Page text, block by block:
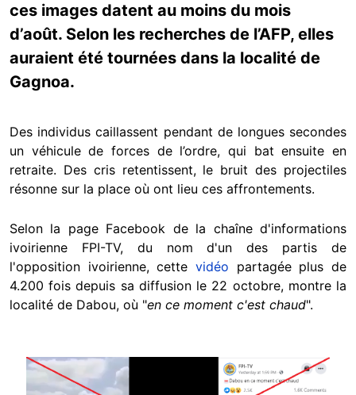
ces images datent au moins du mois
d’août. Selon les recherches de l’AFP, elles
auraient été tournées dans la localité de
Gagnoa.
Des individus caillassent pendant de longues secondes
un véhicule de forces de l’ordre, qui bat ensuite en
retraite. Des cris retentissent, le bruit des projectiles
résonne sur la place où ont lieu ces affrontements.
Selon la page Facebook de la chaîne d'informations
ivoirienne FPI-TV, du nom d'un des partis de
l'opposition ivoirienne, cette vidéo partagée plus de
4.200 fois depuis sa diffusion le 22 octobre, montre la
localité de Dabou, où "en ce moment c'est chaud".
Image